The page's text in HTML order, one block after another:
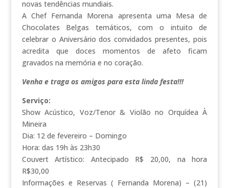
novas tendências mundiais.
A Chef Fernanda Morena apresenta uma Mesa de
Chocolates Belgas temáticos, com o intuito de
celebrar o Aniversário dos convidados presentes, pois
acredita que doces momentos de afeto ficam
gravados na memória e no coração.
Venha e traga os amigos para esta linda festa!!!
Serviço:
Show Acústico, Voz/Tenor & Violão no Orquídea À
Mineira
Dia: 12 de fevereiro – Domingo
Hora: das 19h às 23h30
Couvert Artístico: Antecipado R$ 20,00, na hora
R$30,00
Informações e Reservas ( Fernanda Morena) – (21)